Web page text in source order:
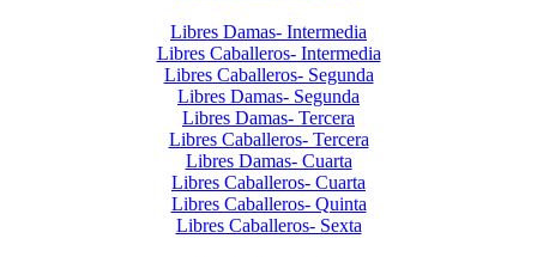
Libres Damas- Intermedia
Libres Caballeros- Intermedia
Libres Caballeros- Segunda
Libres Damas- Segunda
Libres Damas- Tercera
Libres Caballeros- Tercera
Libres Damas- Cuarta
Libres Caballeros- Cuarta
Libres Caballeros- Quinta
Libres Caballeros- Sexta